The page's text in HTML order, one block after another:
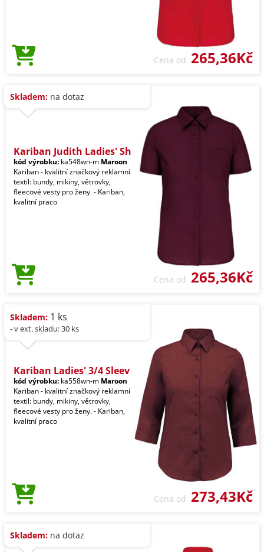
Cena od 265,36Kč
Skladem: na dotaz
Kariban Judith Ladies' Sh
kód výrobku: ka548wn-m Maroon
Kariban - kvalitní značkový reklamní
textil: bundy, mikiny, větrovky,
fleecové vesty pro ženy. - Kariban,
kvalitní praco
Cena od 265,36Kč
Skladem: 1 ks
- v ext. skladu: 30 ks
Kariban Ladies' 3/4 Sleev
kód výrobku: ka558wn-m Maroon
Kariban - kvalitní značkový reklamní
textil: bundy, mikiny, větrovky,
fleecové vesty pro ženy. - Kariban,
kvalitní praco
Cena od 273,43Kč
Skladem: na dotaz